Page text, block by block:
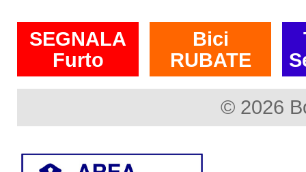
SEGNALA
Furto
Bici
RUBATE
© 2026